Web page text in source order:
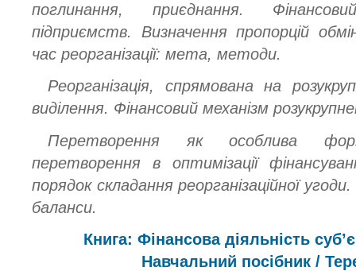
поглинання, приєднання.
підприємств. Визначення пропорцій
час реорганізації: мета, методи.
Реорганізація, спрямована на
виділення. Фінансовий механізм
Перетворення як особлива
перетворення в оптимізації
порядок складання реорганізаційної
баланси.
Книга: Фінансова діяльність
Навчальний посібник /